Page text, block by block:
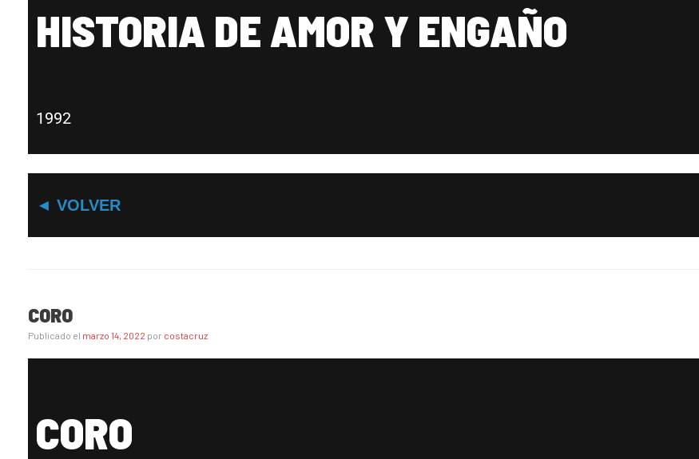
HISTORIA DE AMOR Y ENGAÑO
1992
◄ VOLVER
CORO
Publicado el marzo 14, 2022 por costacruz
CORO